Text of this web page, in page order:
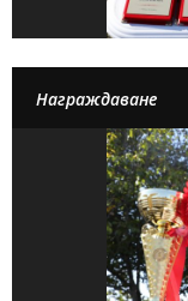
Награждаване